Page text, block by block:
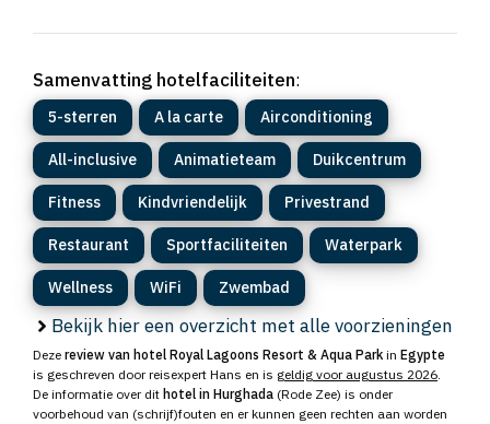
Samenvatting hotelfaciliteiten:
5-sterren A la carte Airconditioning
All-inclusive Animatieteam Duikcentrum
Fitness Kindvriendelijk Privestrand
Restaurant Sportfaciliteiten Waterpark
Wellness WiFi Zwembad
Bekijk hier een overzicht met alle voorzieningen
Deze review van hotel Royal Lagoons Resort & Aqua Park in Egypte
is geschreven door reisexpert Hans en is geldig voor augustus 2026.
De informatie over dit hotel in Hurghada (Rode Zee) is onder
voorbehoud van (schrijf)fouten en er kunnen geen rechten aan worden